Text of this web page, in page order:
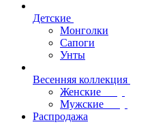
Детские
Монголки
Сапоги
Унты
Весенняя коллекция
Женские
Мужские
Распродажа